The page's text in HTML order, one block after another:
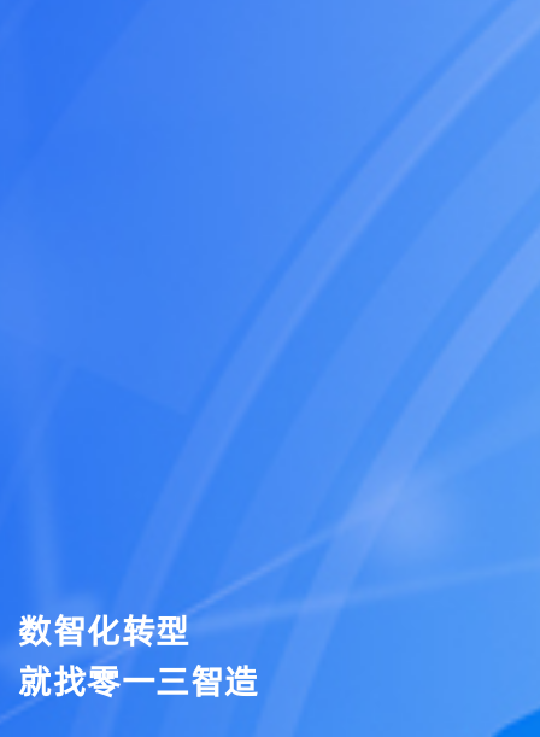
数智化转型
就找零一三智造